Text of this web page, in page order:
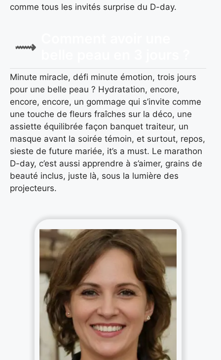
comme tous les invités surprise du D-day.
Minute miracle, défi minute émotion, trois jours
pour une belle peau ? Hydratation, encore,
encore, encore, un gommage qui s’invite comme
une touche de fleurs fraîches sur la déco, une
assiette équilibrée façon banquet traiteur, un
masque avant la soirée témoin, et surtout, repos,
sieste de future mariée, it’s a must. Le marathon
D-day, c’est aussi apprendre à s’aimer, grains de
beauté inclus, juste là, sous la lumière des
projecteurs.